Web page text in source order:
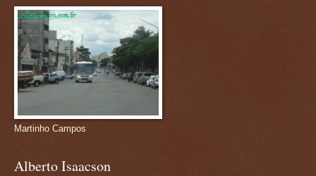
Martinho Campos
Alberto Isaacson